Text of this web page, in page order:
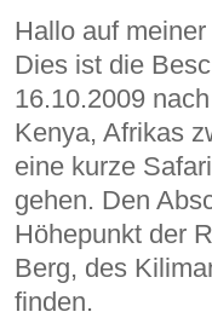
Hallo auf
Dies ist die
16.10.2009
Kenya, Afrikas
eine kurze
gehen. Den
Höhepunkt der
Berg, des
finden.